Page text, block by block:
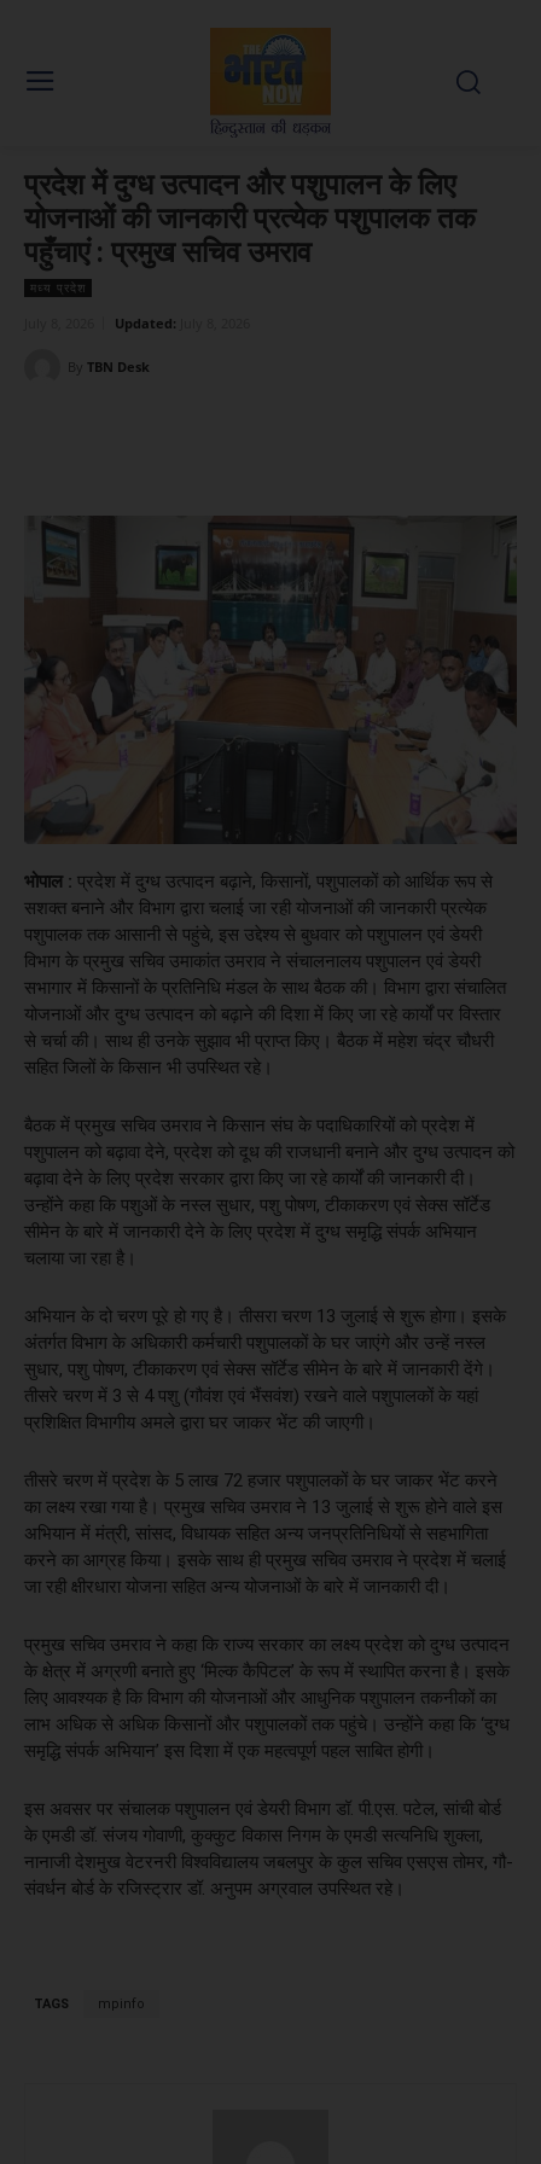
प्रदेश में दुग्ध उत्पादन और पशुपालन के लिए
योजनाओं की जानकारी प्रत्येक पशुपालक तक
पहुँचाएं : प्रमुख सचिव उमराव
मध्य प्रदेश
Updated:
By TBN Desk
भोपाल : प्रदेश में दुग्ध उत्पादन बढ़ाने, किसानों, पशुपालकों को आर्थिक रूप से
सशक्त बनाने और विभाग द्वारा चलाई जा रही योजनाओं की जानकारी प्रत्येक
पशुपालक तक आसानी से पहुंचे, इस उद्देश्य से बुधवार को पशुपालन एवं डेयरी
विभाग के प्रमुख सचिव उमाकांत उमराव ने संचालनालय पशुपालन एवं डेयरी
सभागार में किसानों के प्रतिनिधि मंडल के साथ बैठक की। विभाग द्वारा संचालित
योजनाओं और दुग्ध उत्पादन को बढ़ाने की दिशा में किए जा रहे कार्यों पर विस्तार
से चर्चा की। साथ ही उनके सुझाव भी प्राप्त किए। बैठक में महेश चंद्र चौधरी
सहित जिलों के किसान भी उपस्थित रहे।
बैठक में प्रमुख सचिव उमराव ने किसान संघ के पदाधिकारियों को प्रदेश में
पशुपालन को बढ़ावा देने, प्रदेश को दूध की राजधानी बनाने और दुग्ध उत्पादन को
बढ़ावा देने के लिए प्रदेश सरकार द्वारा किए जा रहे कार्यों की जानकारी दी।
उन्होंने कहा कि पशुओं के नस्ल सुधार, पशु पोषण, टीकाकरण एवं सेक्स सॉर्टेड
सीमेन के बारे में जानकारी देने के लिए प्रदेश में दुग्ध समृद्धि संपर्क अभियान
चलाया जा रहा है।
अभियान के दो चरण पूरे हो गए है। तीसरा चरण 13 जुलाई से शुरू होगा। इसके
अंतर्गत विभाग के अधिकारी कर्मचारी पशुपालकों के घर जाएंगे और उन्हें नस्ल
सुधार, पशु पोषण, टीकाकरण एवं सेक्स सॉर्टेड सीमेन के बारे में जानकारी देंगे।
तीसरे चरण में 3 से 4 पशु (गौवंश एवं भैंसवंश) रखने वाले पशुपालकों के यहां
प्रशिक्षित विभागीय अमले द्वारा घर जाकर भेंट की जाएगी।
तीसरे चरण में प्रदेश के 5 लाख 72 हजार पशुपालकों के घर जाकर भेंट करने
का लक्ष्य रखा गया है। प्रमुख सचिव उमराव ने 13 जुलाई से शुरू होने वाले इस
अभियान में मंत्री, सांसद, विधायक सहित अन्य जनप्रतिनिधियों से सहभागिता
करने का आग्रह किया। इसके साथ ही प्रमुख सचिव उमराव ने प्रदेश में चलाई
जा रही क्षीरधारा योजना सहित अन्य योजनाओं के बारे में जानकारी दी।
प्रमुख सचिव उमराव ने कहा कि राज्य सरकार का लक्ष्य प्रदेश को दुग्ध उत्पादन
के क्षेत्र में अग्रणी बनाते हुए ‘मिल्क कैपिटल’ के रूप में स्थापित करना है। इसके
लिए आवश्यक है कि विभाग की योजनाओं और आधुनिक पशुपालन तकनीकों का
लाभ अधिक से अधिक किसानों और पशुपालकों तक पहुंचे। उन्होंने कहा कि ‘दुग्ध
समृद्धि संपर्क अभियान’ इस दिशा में एक महत्वपूर्ण पहल साबित होगी।
इस अवसर पर संचालक पशुपालन एवं डेयरी विभाग डॉ. पी.एस. पटेल, सांची बोर्ड
के एमडी डॉ. संजय गोवाणी, कुक्कुट विकास निगम के एमडी सत्यनिधि शुक्ला,
नानाजी देशमुख वेटरनरी विश्वविद्यालय जबलपुर के कुल सचिव एसएस तोमर, गौ-
संवर्धन बोर्ड के रजिस्ट्रार डॉ. अनुपम अग्रवाल उपस्थित रहे।
TAGS mpinfo